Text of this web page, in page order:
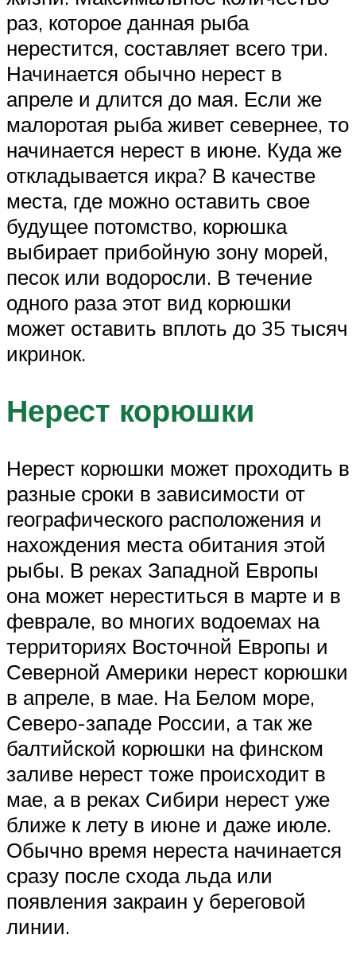
раз, которое данная рыба
нерестится, составляет всего три.
Начинается обычно нерест в
апреле и длится до мая. Если же
малоротая рыба живет севернее, то
начинается нерест в июне. Куда же
откладывается икра? В качестве
места, где можно оставить свое
будущее потомство, корюшка
выбирает прибойную зону морей,
песок или водоросли. В течение
одного раза этот вид корюшки
может оставить вплоть до 35 тысяч
икринок.
Нерест корюшки
Нерест корюшки может проходить в
разные сроки в зависимости от
географического расположения и
нахождения места обитания этой
рыбы. В реках Западной Европы
она может нереститься в марте и в
феврале, во многих водоемах на
территориях Восточной Европы и
Северной Америки нерест корюшки
в апреле, в мае. На Белом море,
Северо-западе России, а так же
балтийской корюшки на финском
заливе нерест тоже происходит в
мае, а в реках Сибири нерест уже
ближе к лету в июне и даже июле.
Обычно время нереста начинается
сразу после схода льда или
появления закраин у береговой
линии.